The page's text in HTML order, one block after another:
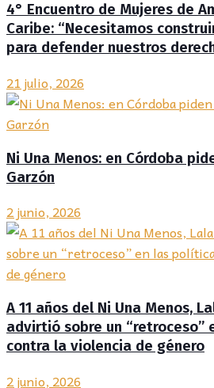
4° Encuentro de Mujeres de
Caribe: “Necesitamos
para defender nuestros
21 julio, 2026
Ni Una Menos: en Córdoba
Garzón
2 junio, 2026
A 11 años del Ni Una Menos,
advirtió sobre un “retroceso”
contra la violencia de género
2 junio, 2026